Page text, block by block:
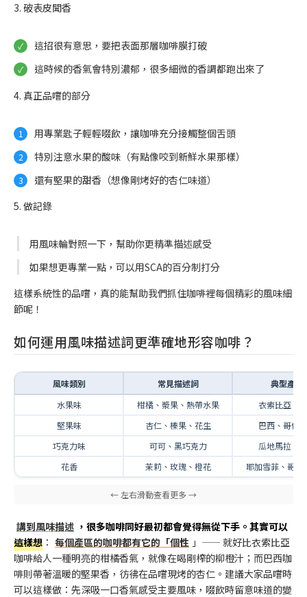
3. 破表皮聞香
這招很有意思，要把表面那層咖啡膜打破
這時候的香氣會特別濃郁，很多細微的香調都跑出來了
4. 真正品嚐的部分
用專業匙子輕輕啜飲，讓咖啡充分接觸整個舌頭
特別注意水果的酸味（有點像咬到新鮮水果那樣）
還有堅果的甜香（想像剛烤好的杏仁味道）
5. 做記錄
用風味輪對照一下，幫助你更精準描述感受
如果想更專業一點，可以用SCA的百分制打分
這樣系統性的品嚐，真的能幫助我們抓住咖啡裡每個精彩的風味細
節呢！
如何運用風味描述詞更準確地形容咖啡？
風味類別 常見描述詞
典型產地
水果味
柑橘、漿果、熱帶水果
衣索比亞、
堅果味
杏仁、榛果、花生
巴西、哥倫
巧克力味
可可、黑巧克力
瓜地馬拉、
花香
茉莉、玫瑰、橙花 耶加雪菲、哥斯
講到風味描述 ，很多咖啡同好最初都會覺得無從下手。其實可以
這樣想 ： 每個產區的咖啡都有它的「個性 」—— 就好比衣索比亞
咖啡給人一種明亮的柑橘香氣，就像在喝剛榨的柳橙汁；而巴西咖
啡則帶著溫暖的堅果香，彷彿在品嚐現烤的杏仁。建議大家品嚐時
可以這樣做：先深吸一口香氣感受主要風味，啜飲時留意味道的變